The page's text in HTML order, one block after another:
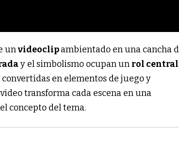
unvideoclipambientado en una cancha
y el simbolismo ocupan un rol central
en elementos de juego y
transforma cada escena en una
concepto del tema.